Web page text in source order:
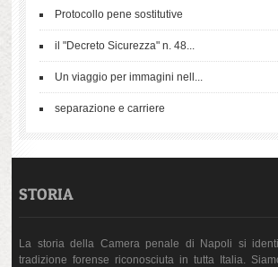
Protocollo pene sostitutive
il "Decreto Sicurezza" n. 48...
Un viaggio per immagini nell...
separazione e carriere
STORIA
La storia della Camera penale di Napoli si
tradizione forense riconosciuta in tutta Italia.